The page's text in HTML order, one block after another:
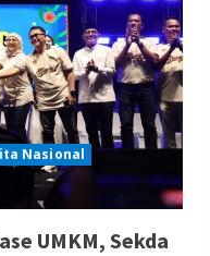
Nasional
UMKM, Sekda